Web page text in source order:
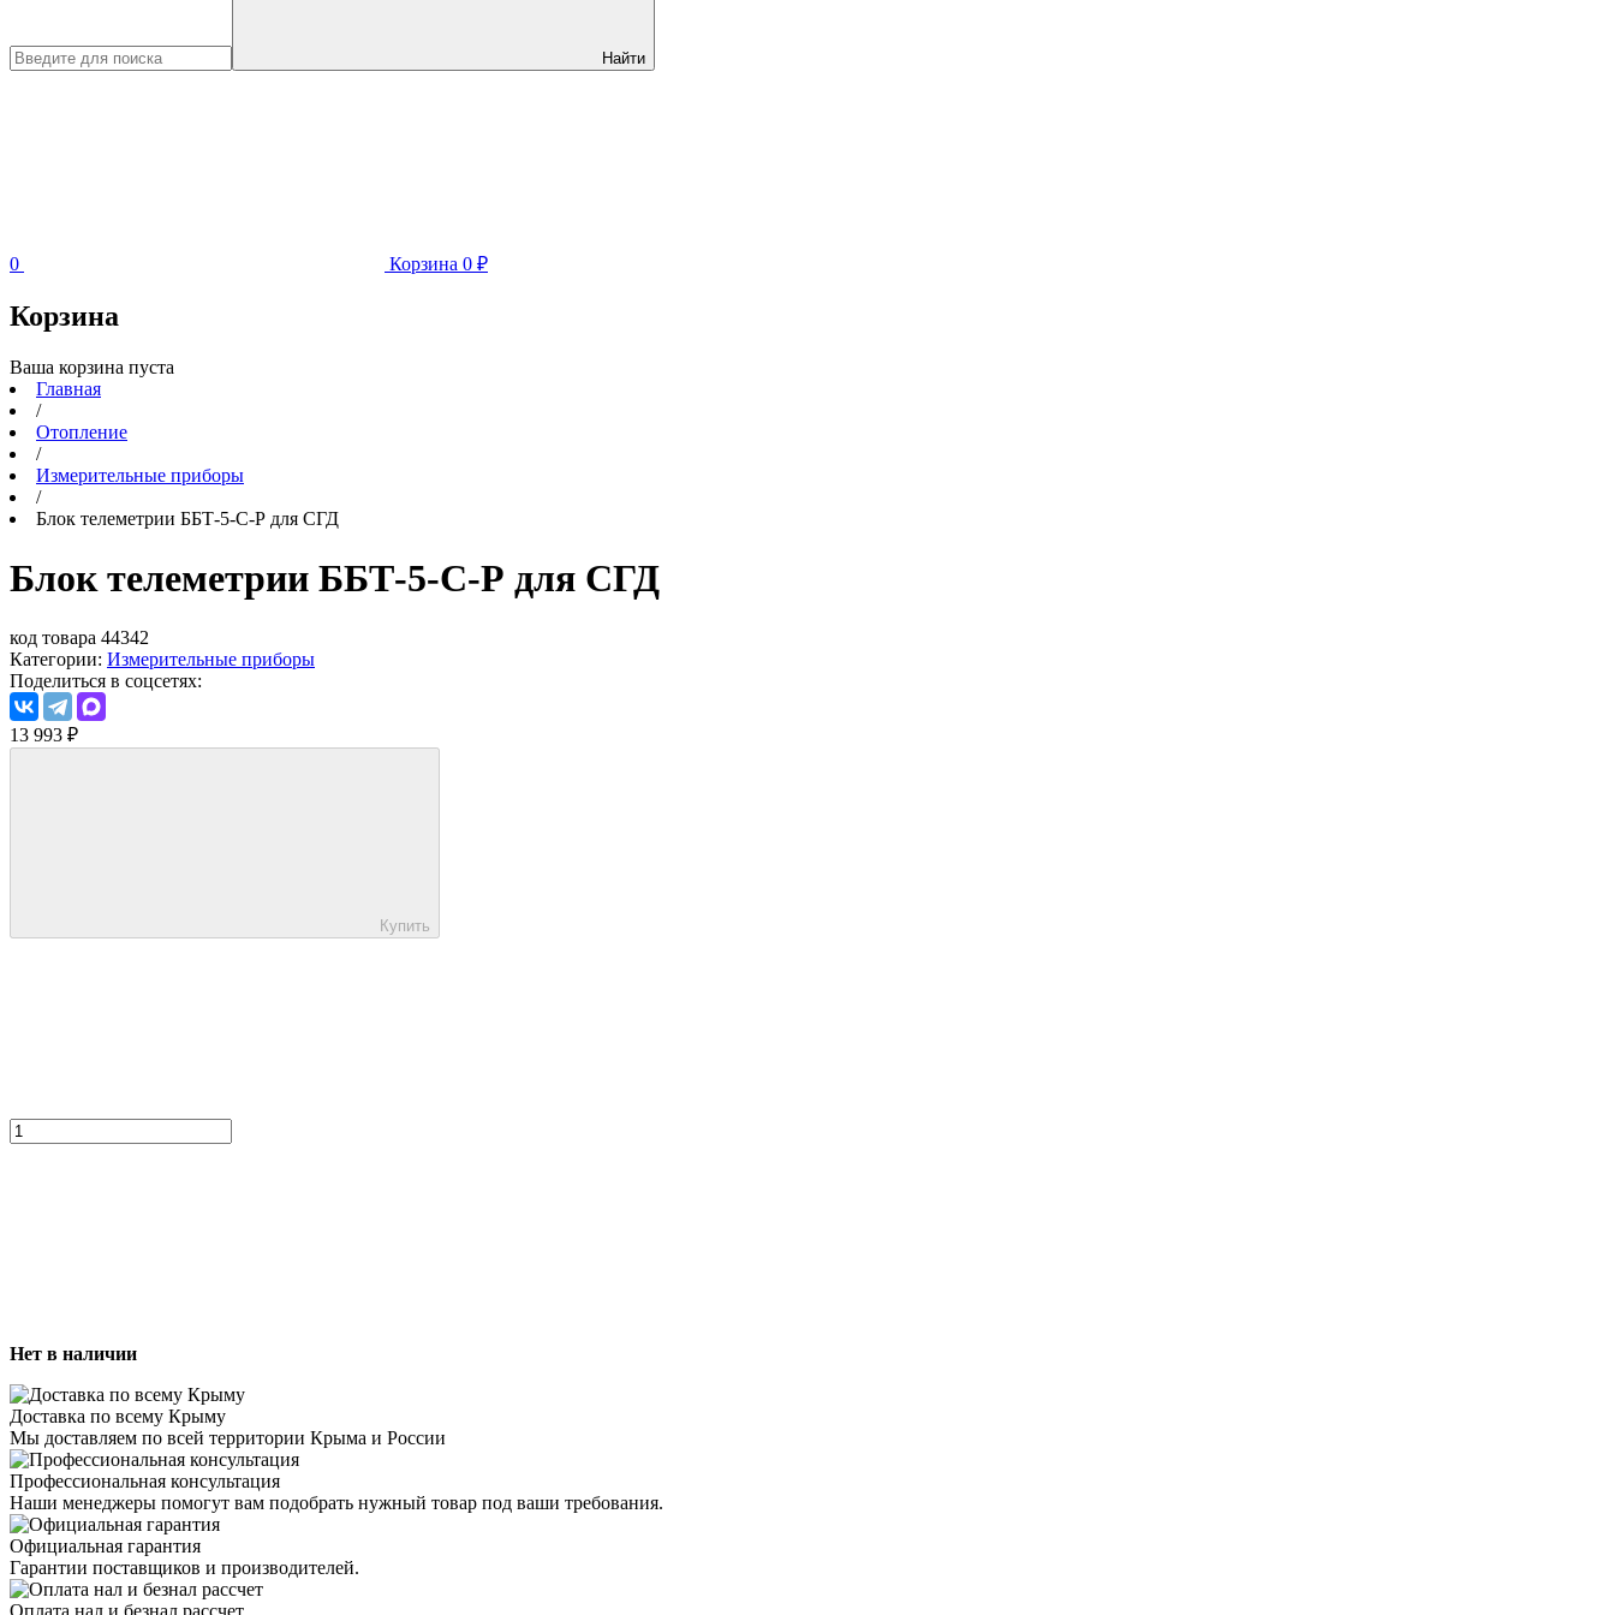
Найти
0 Корзина 0 ₽
Корзина
Ваша корзина пуста
Главная
/
Отопление
/
Измерительные приборы
/
Блок телеметрии ББТ-5-С-Р для СГД
Блок телеметрии ББТ-5-С-Р для СГД
код товара 44342
Категории: Измерительные приборы
Поделиться в соцсетях:
13 993 ₽
Купить
Нет в наличии
Доставка по всему Крыму
Мы доставляем по всей территории Крыма и России
Профессиональная консультация
Наши менеджеры помогут вам подобрать нужный товар под ваши требования.
Официальная гарантия
Гарантии поставщиков и производителей.
Оплата нал и безнал рассчет